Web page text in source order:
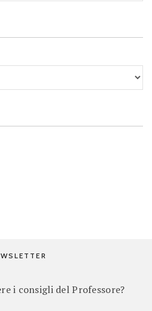
i consigli del Professore?